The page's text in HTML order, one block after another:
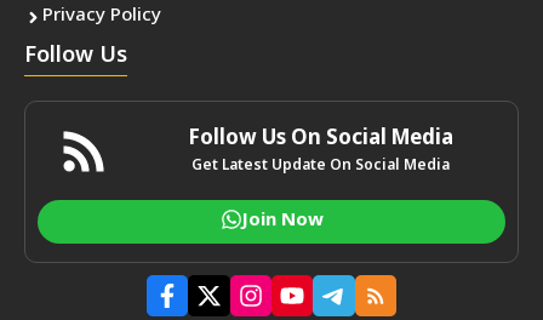
Privacy Policy
Follow Us
Follow Us On Social Media
Get Latest Update On Social Media
Join Now